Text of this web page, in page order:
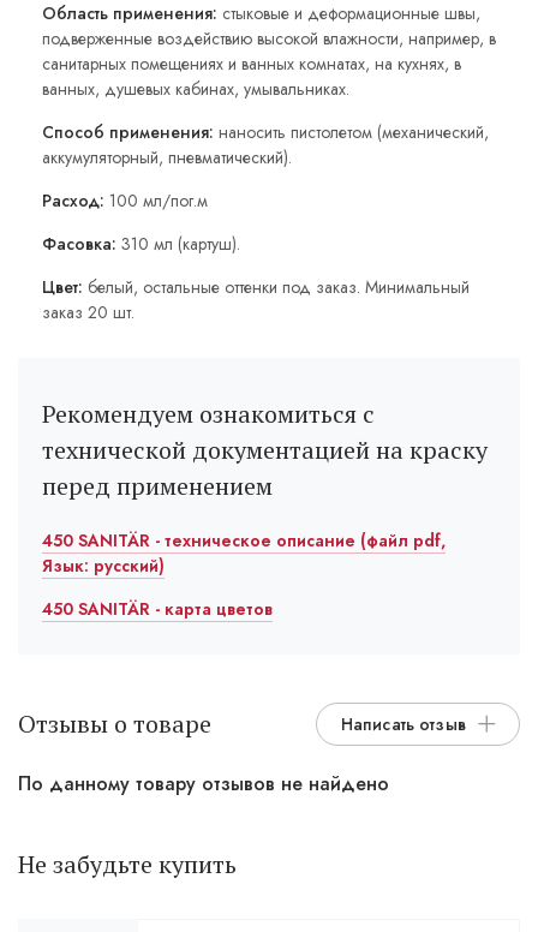
Область применения: стыковые и деформационные швы,
подверженные воздействию высокой влажности, например, в
санитарных помещениях и ванных комнатах, на кухнях, в
ванных, душевых кабинах, умывальниках.
Способ применения: наносить пистолетом (механический,
аккумуляторный, пневматический).
Расход: 100 мл/пог.м
Фасовка: 310 мл (картуш).
Цвет: белый, остальные оттенки под заказ. Минимальный
заказ 20 шт.
Рекомендуем ознакомиться с
технической документацией на краску
перед применением
450 SANITÄR - техническое описание (файл pdf,
Язык: русский)
450 SANITÄR - карта цветов
Отзывы о товаре Написать отзыв
По данному товару отзывов не найдено
Не забудьте купить